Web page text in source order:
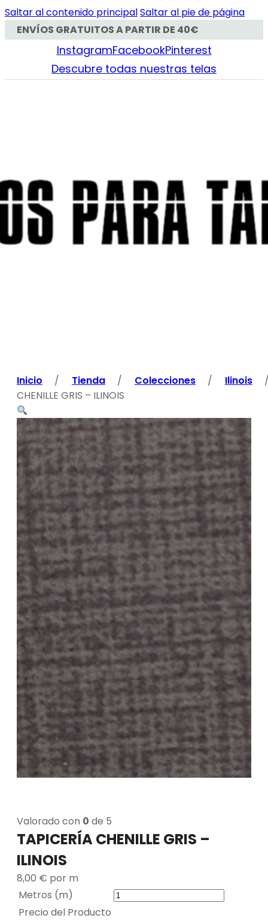
Saltar al contenido principalSaltar al pie de página
ENVÍOS GRATUITOS A PARTIR DE 40€
InstagramFacebookPinterest
Descubre todas nuestras telas
Inicio / Tienda / Colecciones / Ilinois
CHENILLE GRIS – ILINOIS
Valorado con 0 de 5
TAPICERÍA CHENILLE GRIS –
ILINOIS
8,00 € por m
Metros (m)
Precio del Producto